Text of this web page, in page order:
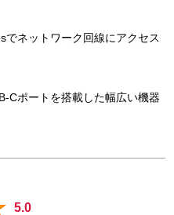
ネットワーク回線にアクセス
Cポートを搭載した幅広い機器
5.0